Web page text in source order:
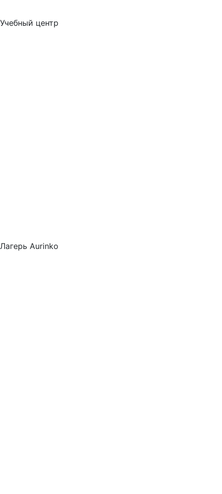
Учебный центр
Лагерь Aurinko